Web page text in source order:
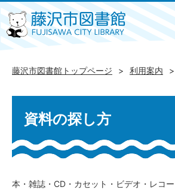
藤沢市図書館トップページ 利用案内
資料の探し方
本・雑誌・CD・カセット・ビデオ・レコ